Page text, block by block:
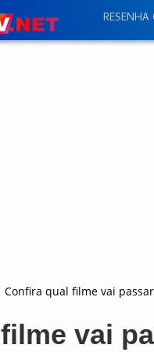
RESENHA
Confira qual filme vai
vai